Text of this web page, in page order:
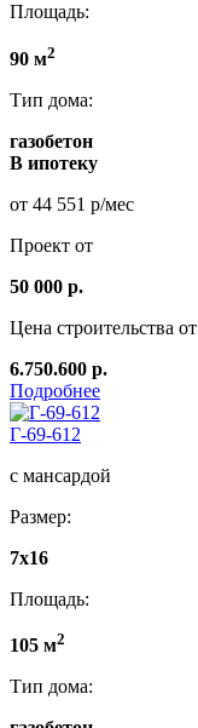
Площадь:
90 м2
Тип дома:
газобетон
В ипотеку
от 44 551 р/мес
Проект от
50 000 р.
Цена строительства от
6.750.600 р.
Подробнее
Г-69-612
с мансардой
Размер:
7х16
Площадь:
105 м2
Тип дома: